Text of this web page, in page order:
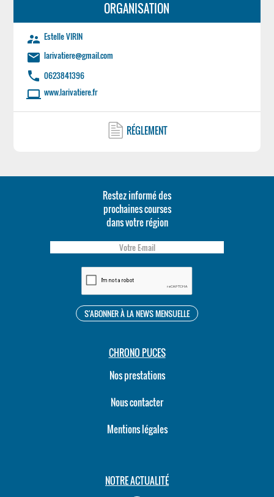
ORGANISATION
supervisor_account Estelle VIRIN
email larivatiere@gmail.com
phone 0623841396
laptop www.larivatiere.fr
RÉGLEMENT
Restez informé des
prochaines courses
dans votre région
CHRONO PUCES
Nos prestations
Nous contacter
Mentions légales
NOTRE ACTUALITÉ